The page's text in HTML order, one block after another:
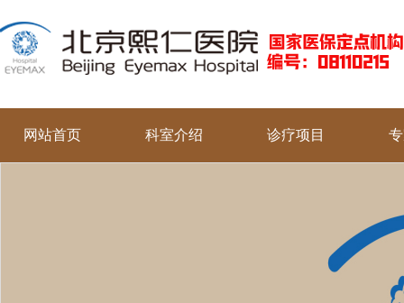
网站首页 科室介绍 诊疗项目